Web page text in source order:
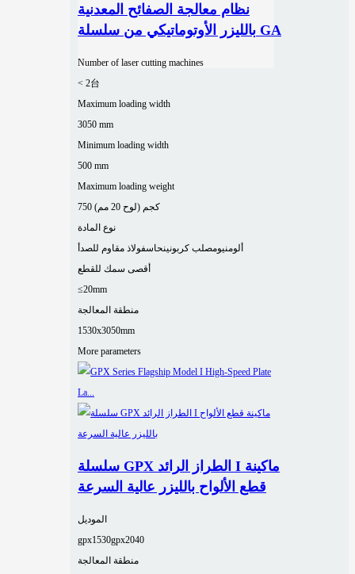
نظام معالجة الصفائح المعدنية
بالليزر الأوتوماتيكي من سلسلة GA
Number of laser cutting machines
< 2台
Maximum loading width
3050 mm
Minimum loading width
500 mm
Maximum loading weight
750 كجم (لوح 20 مم)
نوع المادة
ألومنيومصلب كربونينحاسفولاذ مقاوم للصدأ
أقصى سمك للقطع
≤20mm
منطقة المعالجة
1530x3050mm
More parameters
سلسلة GPX الطراز الرائد I ماكينة
قطع الألواح بالليزر عالية السرعة
الموديل
gpx1530gpx2040
منطقة المعالجة